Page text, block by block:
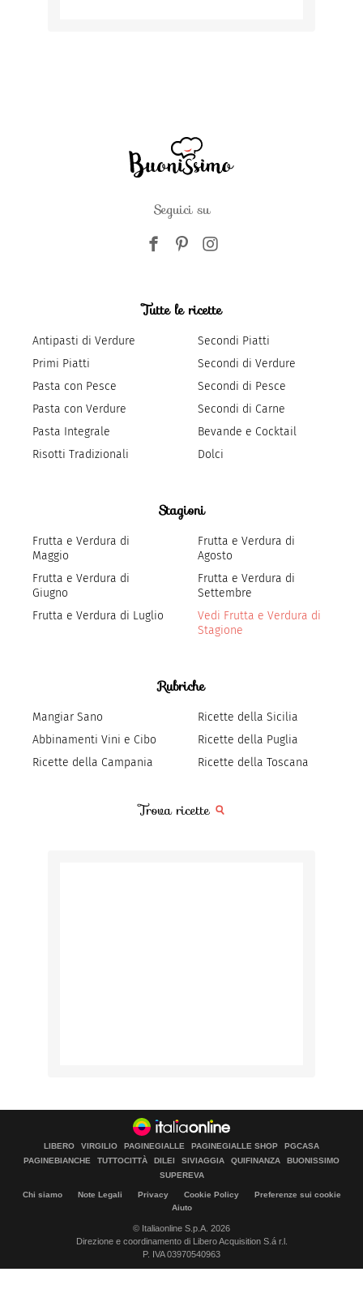
Seguici su
Tutte le ricette
Antipasti di Verdure
Primi Piatti
Pasta con Pesce
Pasta con Verdure
Pasta Integrale
Risotti Tradizionali
Secondi Piatti
Secondi di Verdure
Secondi di Pesce
Secondi di Carne
Bevande e Cocktail
Dolci
Stagioni
Frutta e Verdura di
Maggio
Frutta e Verdura di
Giugno
Frutta e Verdura di Luglio
Frutta e Verdura di
Agosto
Frutta e Verdura di
Settembre
Vedi Frutta e Verdura di
Stagione
Rubriche
Mangiar Sano
Abbinamenti Vini e Cibo
Ricette della Campania
Ricette della Sicilia
Ricette della Puglia
Ricette della Toscana
Trova ricette
LIBERO VIRGILIO PAGINEGIALLE PAGINEGIALLE SHOP
PGCASA
PAGINEBIANCHE
TUTTOCITTÀ DILEI SIVIAGGIA QUIFINANZA
BUONISSIMO
SUPEREVA
Chi siamo Note Legali Privacy Cookie Policy
Preferenze sui cookie
Aiuto
© Italiaonline S.p.A. 2026
Direzione e coordinamento di Libero Acquisition S.á r.l.
P. IVA 03970540963